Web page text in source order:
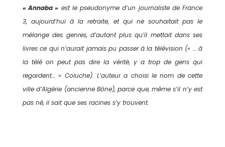
« Annaba » est le pseudonyme d’un journaliste de France
3, aujourd’hui à la retraite, et qui ne souhaitait pas le
mélange des genres, d’autant plus qu’il mettait dans ses
livres ce qui n’aurait jamais pu passer à la télévision (« … à
la télé on peut pas dire la vérité, y a trop de gens qui
regardent… » Coluche). L’auteur a choisi le nom de cette
ville d’Algérie (ancienne Bône), parce que, même s’il n’y est
pas né, il sait que ses racines s’y trouvent.